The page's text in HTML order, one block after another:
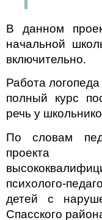
В данном
начальной
включительно.
Работа
полный курс
речь у
По словам
проекта
психолого-
детей с
Спасского